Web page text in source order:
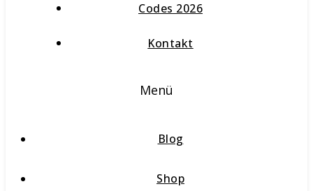
Codes 2026
Kontakt
Menü
Blog
Shop